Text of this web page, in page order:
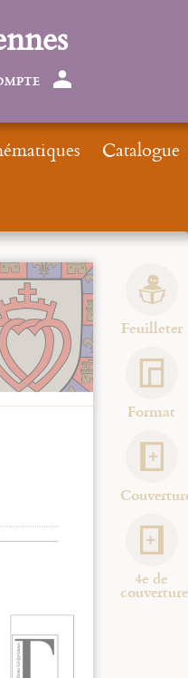
Feuilleter
Format
4e de
couverture
Catalogue